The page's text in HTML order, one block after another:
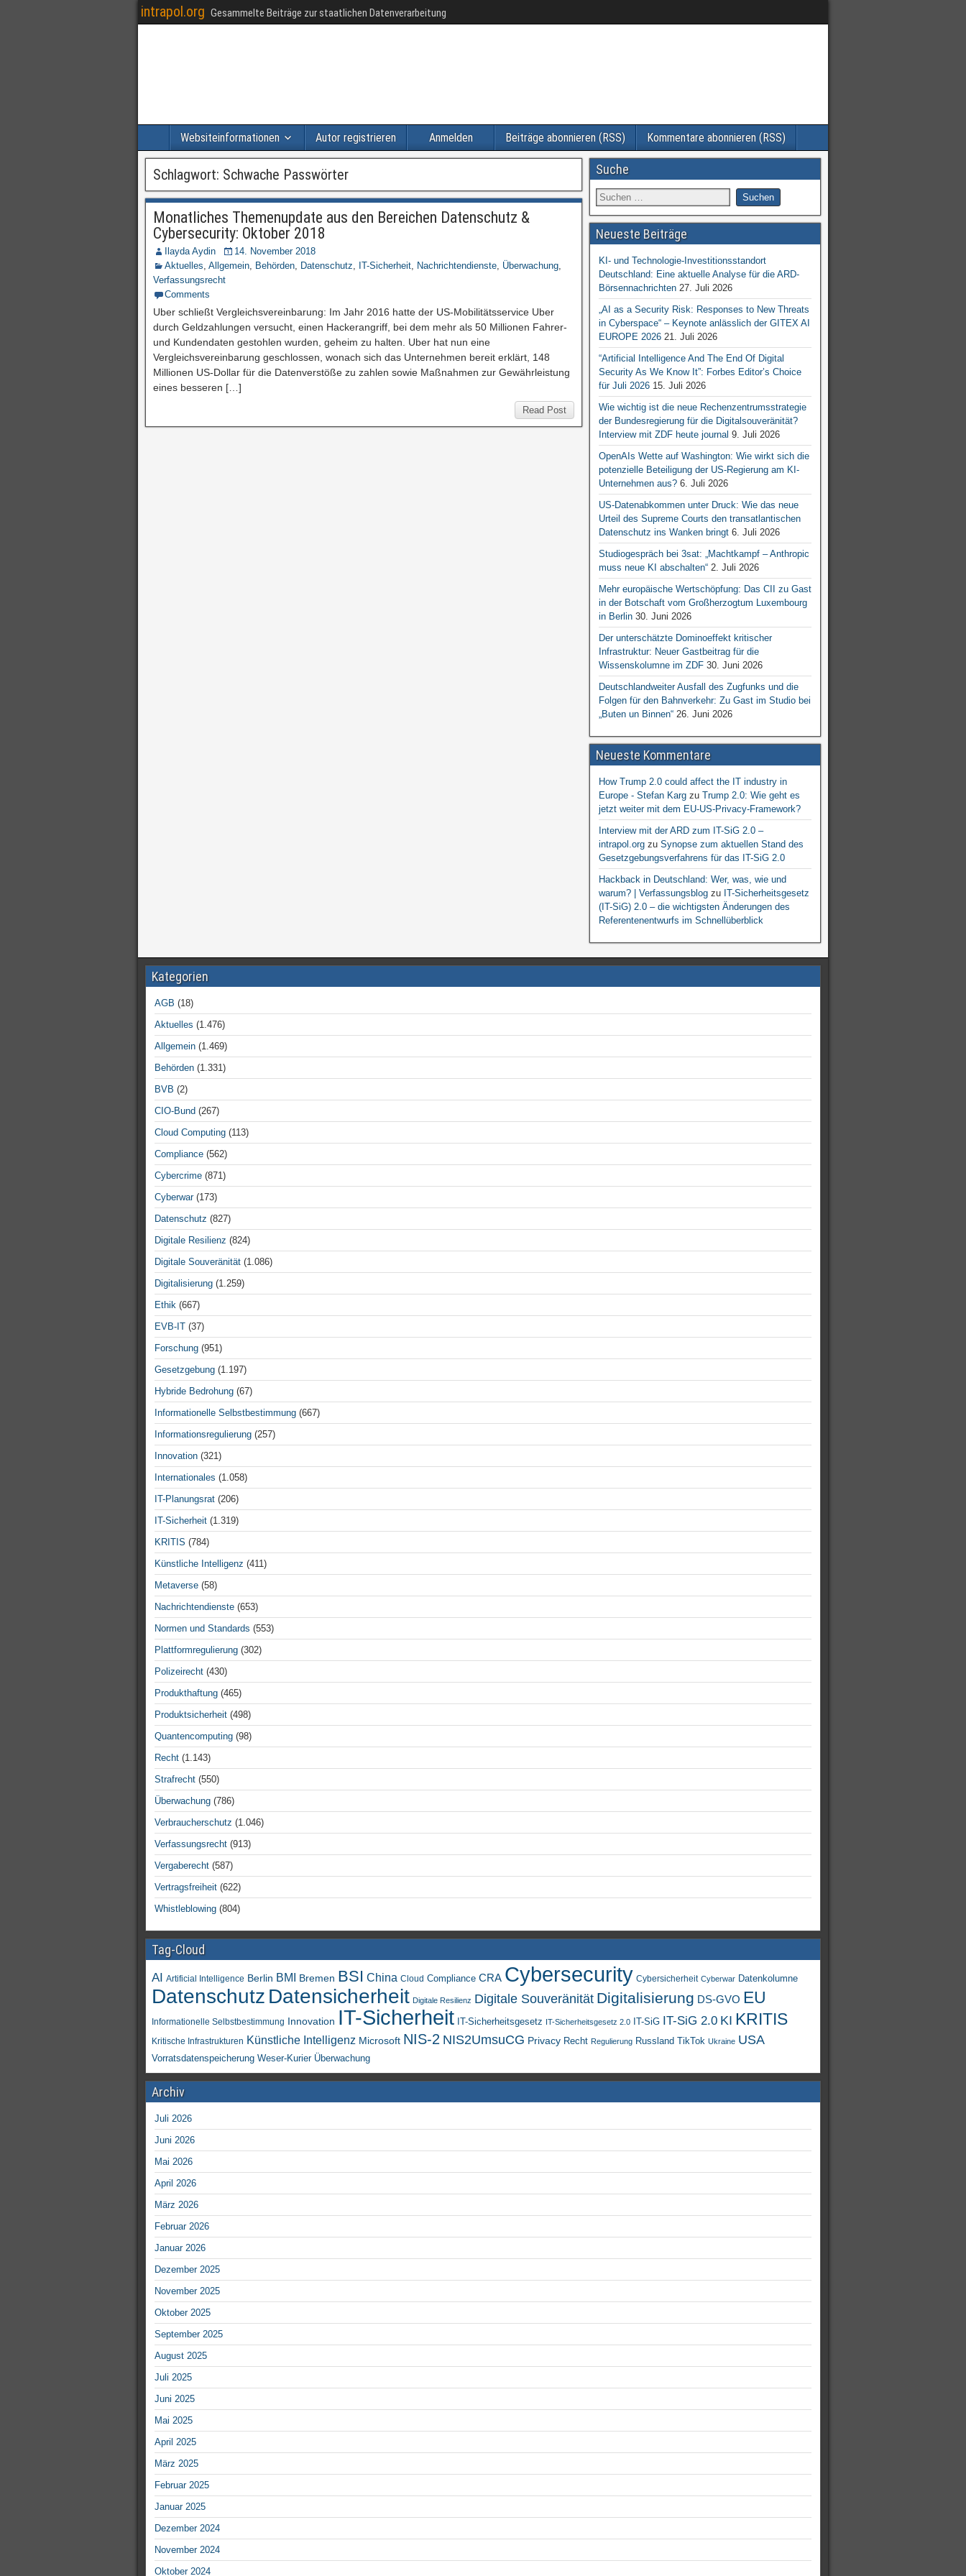
intrapol.org Gesammelte Beiträge zur staatlichen Datenverarbeitung
Websiteinformationen Autor registrieren Anmelden Beiträge abonnieren (RSS) Kommentare abonnieren (RSS)
Schlagwort: Schwache Passwörter
Monatliches Themenupdate aus den Bereichen Datenschutz &
Cybersecurity: Oktober 2018
Ilayda Aydin
14. November 2018
Aktuelles, Allgemein, Behörden, Datenschutz, IT-Sicherheit, Nachrichtendienste, Überwachung,
Verfassungsrecht
Comments
Uber schließt Vergleichsvereinbarung: Im Jahr 2016 hatte der US-Mobilitätsservice Uber
durch Geldzahlungen versucht, einen Hackerangriff, bei dem mehr als 50 Millionen Fahrer-
und Kundendaten gestohlen wurden, geheim zu halten. Uber hat nun eine
Vergleichsvereinbarung geschlossen, wonach sich das Unternehmen bereit erklärt, 148
Millionen US-Dollar für die Datenverstöße zu zahlen sowie Maßnahmen zur Gewährleistung
eines besseren […]
Read Post
Suche
Neueste Beiträge
KI- und Technologie-Investitionsstandort
Deutschland: Eine aktuelle Analyse für die ARD-
Börsennachrichten 27. Juli 2026
„AI as a Security Risk: Responses to New Threats
in Cyberspace“ – Keynote anlässlich der GITEX AI
EUROPE 2026 21. Juli 2026
“Artificial Intelligence And The End Of Digital
Security As We Know It”: Forbes Editor’s Choice
für Juli 2026 15. Juli 2026
Wie wichtig ist die neue Rechenzentrumsstrategie
der Bundesregierung für die Digitalsouveränität?
Interview mit ZDF heute journal 9. Juli 2026
OpenAIs Wette auf Washington: Wie wirkt sich die
potenzielle Beteiligung der US-Regierung am KI-
Unternehmen aus? 6. Juli 2026
US-Datenabkommen unter Druck: Wie das neue
Urteil des Supreme Courts den transatlantischen
Datenschutz ins Wanken bringt 6. Juli 2026
Studiogespräch bei 3sat: „Machtkampf – Anthropic
muss neue KI abschalten“ 2. Juli 2026
Mehr europäische Wertschöpfung: Das CII zu Gast
in der Botschaft vom Großherzogtum Luxembourg
in Berlin 30. Juni 2026
Der unterschätzte Dominoeffekt kritischer
Infrastruktur: Neuer Gastbeitrag für die
Wissenskolumne im ZDF 30. Juni 2026
Deutschlandweiter Ausfall des Zugfunks und die
Folgen für den Bahnverkehr: Zu Gast im Studio bei
„Buten un Binnen“ 26. Juni 2026
Neueste Kommentare
How Trump 2.0 could affect the IT industry in
Europe - Stefan Kargzu Trump 2.0: Wie geht es
jetzt weiter mit dem EU-US-Privacy-Framework?
Interview mit der ARD zum IT-SiG 2.0 –
intrapol.orgzu Synopse zum aktuellen Stand des
Gesetzgebungsverfahrens für das IT-SiG 2.0
Hackback in Deutschland: Wer, was, wie und
warum? | Verfassungsblogzu IT-Sicherheitsgesetz
(IT-SiG) 2.0 – die wichtigsten Änderungen des
Referentenentwurfs im Schnellüberblick
Kategorien
AGB (18)
Aktuelles (1.476)
Allgemein (1.469)
Behörden (1.331)
BVB (2)
CIO-Bund (267)
Cloud Computing (113)
Compliance (562)
Cybercrime (871)
Cyberwar(173)
Datenschutz (827)
Digitale Resilienz (824)
Digitale Souveränität (1.086)
Digitalisierung (1.259)
Ethik (667)
EVB-IT (37)
Forschung (951)
Gesetzgebung (1.197)
Hybride Bedrohung (67)
Informationelle Selbstbestimmung (667)
Informationsregulierung (257)
Innovation (321)
Internationales (1.058)
IT-Planungsrat (206)
IT-Sicherheit (1.319)
KRITIS (784)
Künstliche Intelligenz (411)
Metaverse (58)
Nachrichtendienste (653)
Normen und Standards (553)
Plattformregulierung (302)
Polizeirecht (430)
Produkthaftung (465)
Produktsicherheit (498)
Quantencomputing (98)
Recht (1.143)
Strafrecht (550)
Überwachung (786)
Verbraucherschutz (1.046)
Verfassungsrecht (913)
Vergaberecht (587)
Vertragsfreiheit (622)
Whistleblowing (804)
Tag-Cloud
AI Artificial Intelligence Berlin BMI Bremen BSI China Cloud Compliance CRA Cybersecurity Cybersicherheit Cyberwar Datenkolumne
Datenschutz Datensicherheit Digitale Resilienz Digitale Souveränität Digitalisierung DS-GVO EU
Informationelle Selbstbestimmung Innovation IT-Sicherheit IT-Sicherheitsgesetz IT-Sicherheitsgesetz 2.0 IT-SiG IT-SiG 2.0 KI KRITIS
Kritische Infrastrukturen Künstliche Intelligenz Microsoft NIS-2 NIS2UmsuCG Privacy Recht Regulierung Russland TikTok Ukraine USA
Vorratsdatenspeicherung Weser-Kurier Überwachung
Archiv
Juli 2026
Juni 2026
Mai 2026
April 2026
März 2026
Februar 2026
Januar 2026
Dezember 2025
November 2025
Oktober 2025
September 2025
August 2025
Juli 2025
Juni 2025
Mai 2025
April 2025
März 2025
Februar 2025
Januar 2025
Dezember 2024
November 2024
Oktober 2024